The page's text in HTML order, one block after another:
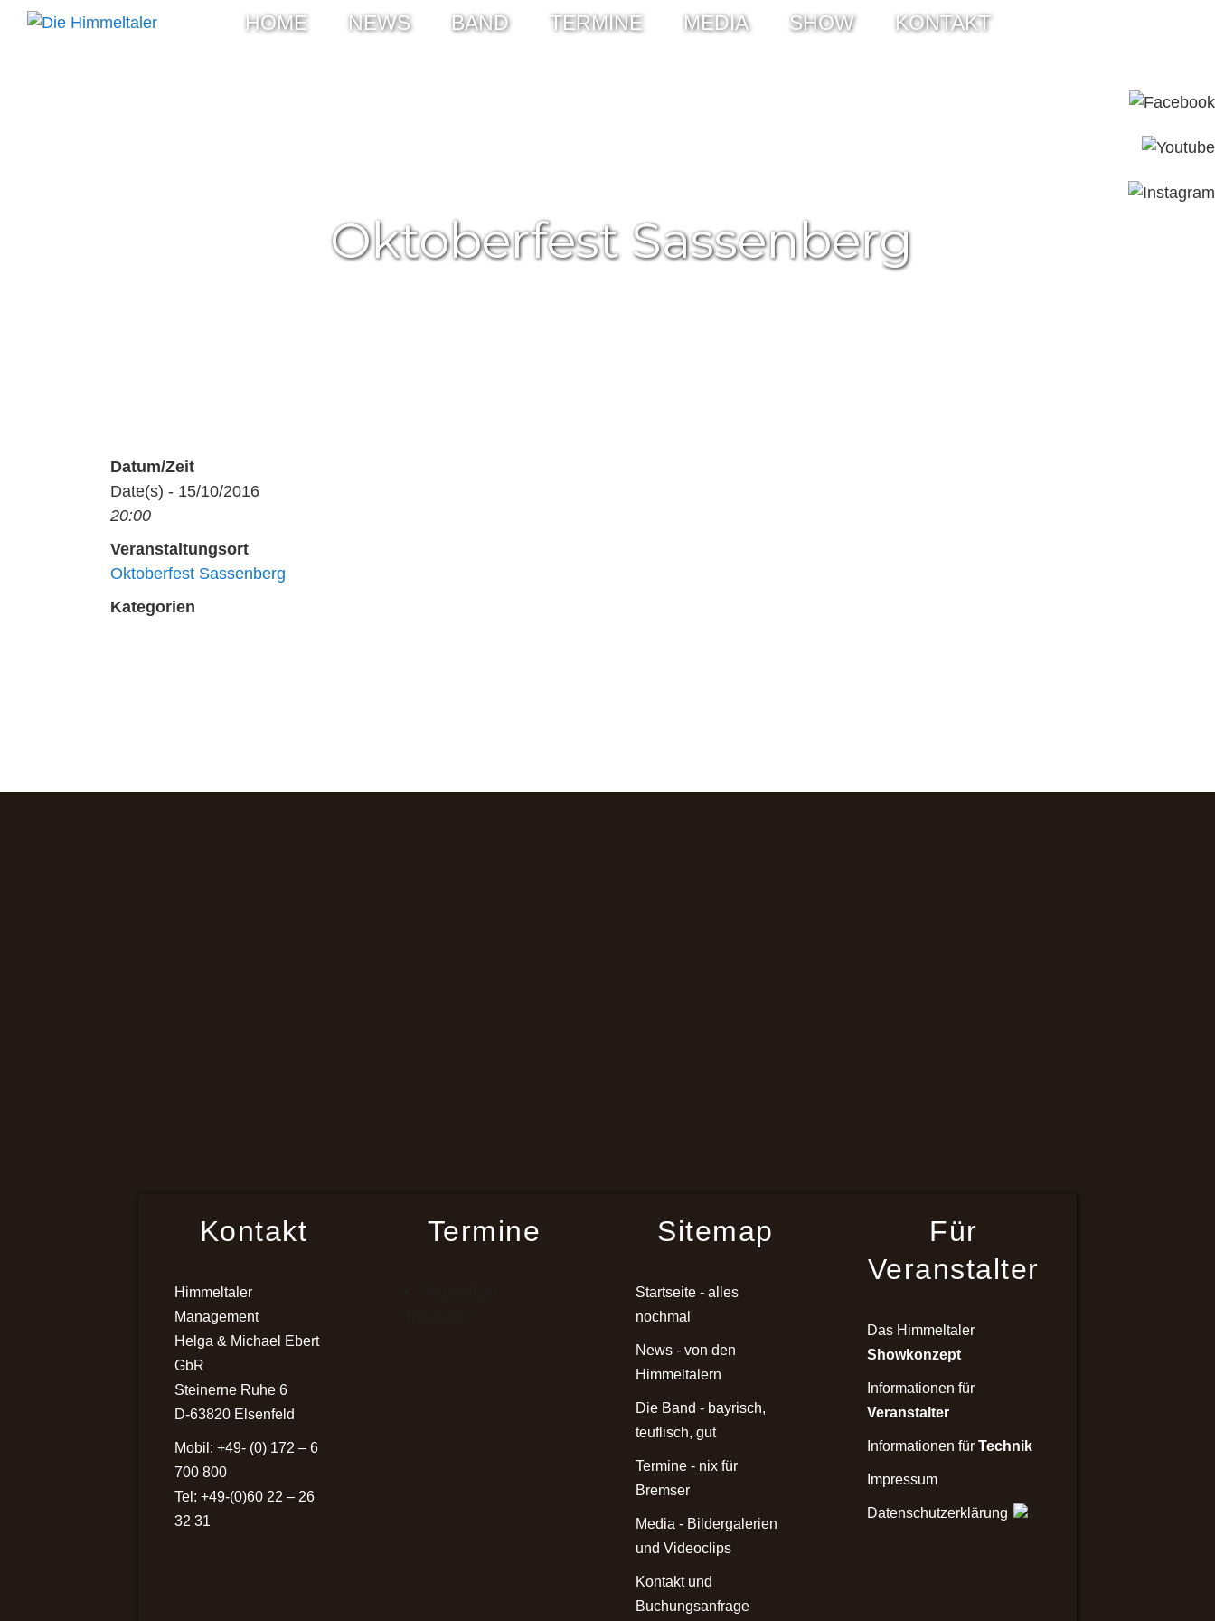
HOME NEWS BAND TERMINE MEDIA SHOW KONTAKT
Oktoberfest Sassenberg
Datum/Zeit
Date(s) - 15/10/2016
20:00
Veranstaltungsort
Oktoberfest Sassenberg
Kategorien
Kontakt
Himmeltaler
Management
Helga & Michael Ebert
GbR
Steinerne Ruhe 6
D-63820 Elsenfeld
Mobil: +49- (0) 172 – 6
700 800
Tel: +49-(0)60 22 – 26
32 31
Termine Sitemap
Startseite - alles
nochmal
News - von den
Himmeltalern
Die Band - bayrisch,
teuflisch, gut
Termine - nix für
Bremser
Media - Bildergalerien
und Videoclips
Kontakt und
Buchungsanfrage
Für
Veranstalter
Das Himmeltaler
Showkonzept
Informationen für
Veranstalter
Informationen fürTechnik
Impressum
Datenschutzerklärung